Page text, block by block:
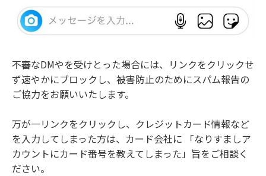
不審なDMやを受けとった場合には、リンクをクリックせ
ず速やかにブロックし、被害防止のためにスパム報告の
ご協力をお願いいたします。
万が一リンクをクリックし、クレジットカード情報など
を入力してしまった方は、カード会社に 「なりすましア
カウントにカード番号を教えてしまった」旨をご相談く
ださい。